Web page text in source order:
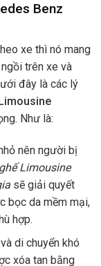
Benz
xe thì nó mang
trên xe và
đây là các lý
Như là:
nên người bị
Limousine
sẽ giải quyết
bọc da mềm mại,
hợp.
di chuyển khó
xóa tan bằng